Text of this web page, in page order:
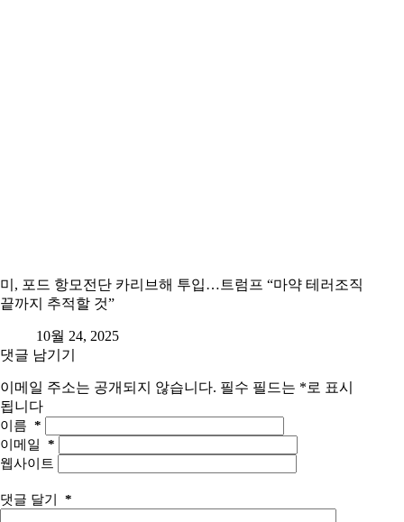
미, 포드 항모전단 카리브해 투입…트럼프 “마약 테러조직
끝까지 추적할 것”
10월 24, 2025
댓글 남기기
이메일 주소는 공개되지 않습니다. 필수 필드는 *로 표시
됩니다
이름 *
이메일
*
웹사이트
댓글 달기 *